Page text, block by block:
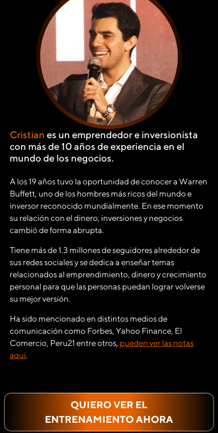
Cristian es un emprendedor e inversionista
con más de 10 años de experiencia en el
mundo de los negocios.
A los 19 años tuvo la oportunidad de conocer a Warren
Buffett, uno de los hombres más ricos del mundo e
inversor reconocido mundialmente. En ese momento
su relación con el dinero, inversiones y negocios
cambió de forma abrupta.
Tiene más de 1.3 millones de seguidores alrededor de
sus redes sociales y se dedica a enseñar temas
relacionados al emprendimiento, dinero y crecimiento
personal para que las personas puedan lograr volverse
su mejor versión.
Ha sido mencionado en distintos medios de
comunicación como Forbes, Yahoo Finance, El
Comercio, Peru21 entre otros, pueden ver las notas
aquí.
QUIERO VER EL
ENTRENAMIENTO AHORA